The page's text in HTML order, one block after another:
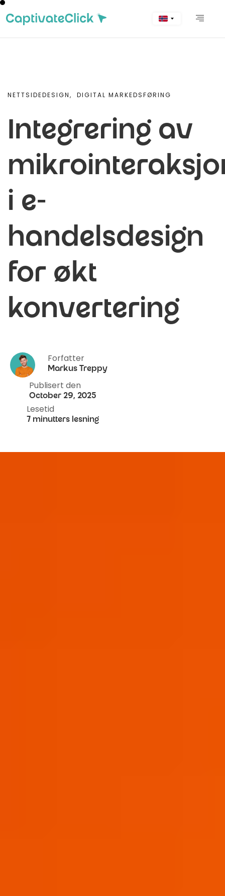
NETTSIDEDESIGN, DIGITAL MARKEDSFØRING
Integrering av
i e-
handelsdesign
for økt
konvertering
Forfatter
Markus Treppy
Publisert den
October 29, 2025
Lesetid
7 minutters lesning